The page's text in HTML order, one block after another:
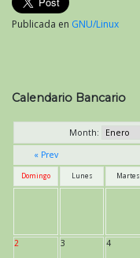
Publicada en GNU/Linux
Calendario Bancario
Month:
« Prev
Domingo Lunes Martes
2 3 4